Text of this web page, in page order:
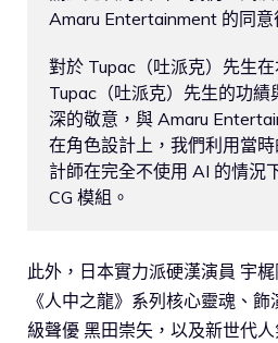
Amaru Entertainment 的同意
對於 Tupac（吐派克）先生
Tupac（吐派克）先生的功績
深的敬意，與 Amaru
在角色設計上，我們利用當
計師在完全不使用 AI 的情況
CG 模組。
此外，日本實力派硬漢演員 宇
《人中之龍》系列核心靈魂、
級聲優 黑田崇矢，以及新世代